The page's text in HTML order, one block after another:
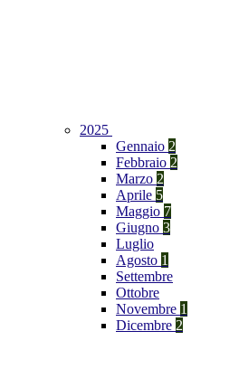
2025
Gennaio 2
Febbraio 2
Marzo 2
Aprile 5
Maggio 7
Giugno 3
Luglio
Agosto 1
Settembre
Ottobre
Novembre 1
Dicembre 2